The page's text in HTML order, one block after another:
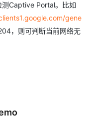
测Captive Portal。比如
gene
，则可判断当前网络无